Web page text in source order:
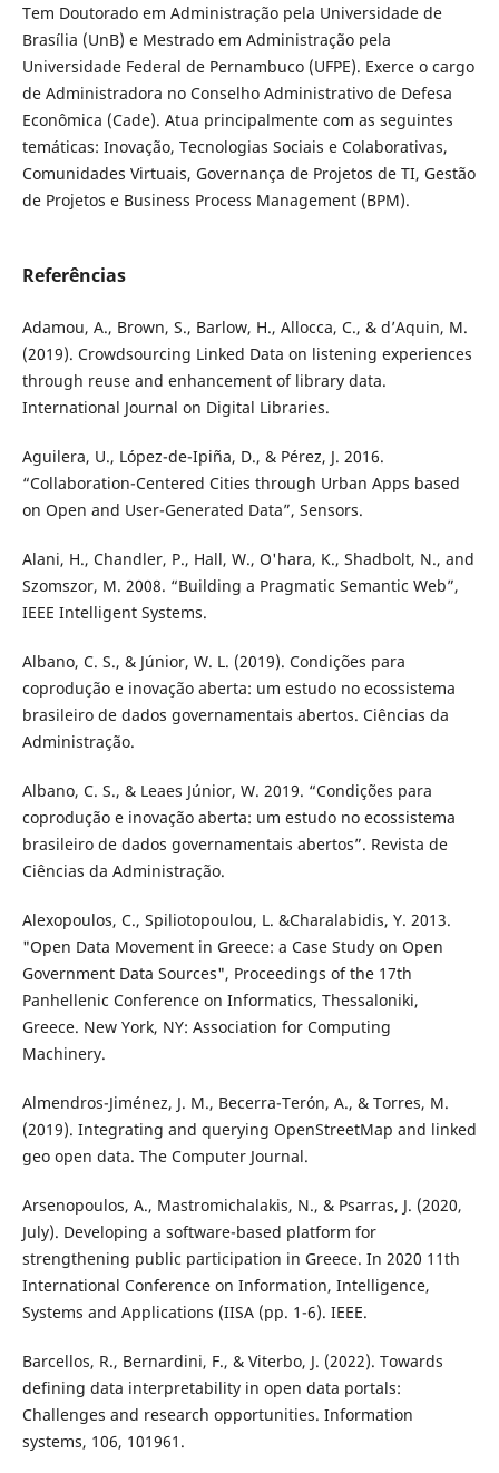
Tem Doutorado em Administração pela Universidade de
Brasília (UnB) e Mestrado em Administração pela
Universidade Federal de Pernambuco (UFPE). Exerce o cargo
de Administradora no Conselho Administrativo de Defesa
Econômica (Cade). Atua principalmente com as seguintes
temáticas: Inovação, Tecnologias Sociais e Colaborativas,
Comunidades Virtuais, Governança de Projetos de TI, Gestão
de Projetos e Business Process Management (BPM).
Referências
Adamou, A., Brown, S., Barlow, H., Allocca, C., & d’Aquin, M.
(2019). Crowdsourcing Linked Data on listening experiences
through reuse and enhancement of library data.
International Journal on Digital Libraries.
Aguilera, U., López-de-Ipiña, D., & Pérez, J. 2016.
“Collaboration-Centered Cities through Urban Apps based
on Open and User-Generated Data”, Sensors.
Alani, H., Chandler, P., Hall, W., O'hara, K., Shadbolt, N., and
Szomszor, M. 2008. “Building a Pragmatic Semantic Web”,
IEEE Intelligent Systems.
Albano, C. S., & Júnior, W. L. (2019). Condições para
coprodução e inovação aberta: um estudo no ecossistema
brasileiro de dados governamentais abertos. Ciências da
Administração.
Albano, C. S., & Leaes Júnior, W. 2019. “Condições para
coprodução e inovação aberta: um estudo no ecossistema
brasileiro de dados governamentais abertos”. Revista de
Ciências da Administração.
Alexopoulos, C., Spiliotopoulou, L. &Charalabidis, Y. 2013.
"Open Data Movement in Greece: a Case Study on Open
Government Data Sources", Proceedings of the 17th
Panhellenic Conference on Informatics, Thessaloniki,
Greece. New York, NY: Association for Computing
Machinery.
Almendros-Jiménez, J. M., Becerra-Terón, A., & Torres, M.
(2019). Integrating and querying OpenStreetMap and linked
geo open data. The Computer Journal.
Arsenopoulos, A., Mastromichalakis, N., & Psarras, J. (2020,
July). Developing a software-based platform for
strengthening public participation in Greece. In 2020 11th
International Conference on Information, Intelligence,
Systems and Applications (IISA (pp. 1-6). IEEE.
Barcellos, R., Bernardini, F., & Viterbo, J. (2022). Towards
defining data interpretability in open data portals:
Challenges and research opportunities. Information
systems, 106, 101961.